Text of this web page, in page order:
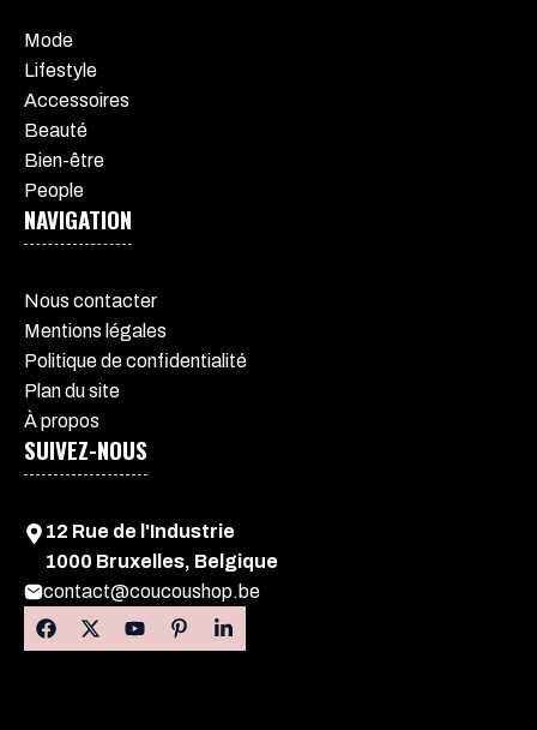
Mode
Lifestyle
Accessoires
Beauté
Bien-être
People
NAVIGATION
Nous contacter
Mentions légales
Politique de confidentialité
Plan du site
À propos
SUIVEZ-NOUS
12 Rue de l'Industrie
1000 Bruxelles, Belgique
contact@coucoushop.be